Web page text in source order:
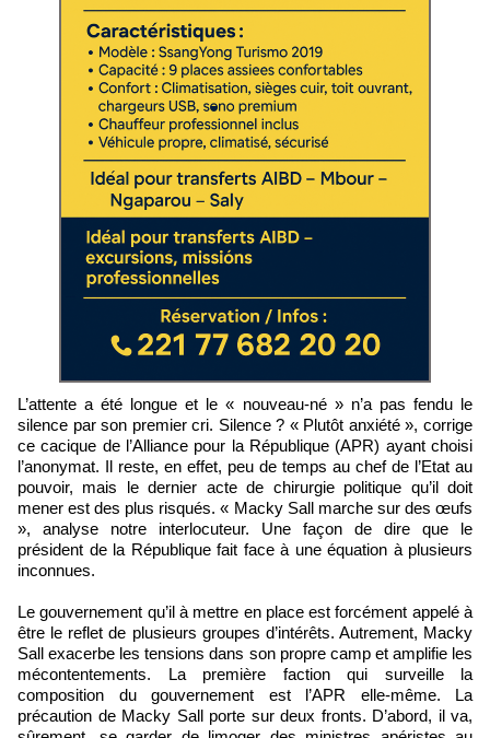
L’attente a été longue et le « nouveau-né » n’a pas fendu le
silence par son premier cri. Silence ? « Plutôt anxiété », corrige
ce cacique de l’Alliance pour la République (APR) ayant choisi
l’anonymat. Il reste, en effet, peu de temps au chef de l’Etat au
pouvoir, mais le dernier acte de chirurgie politique qu’il doit
mener est des plus risqués. « Macky Sall marche sur des œufs
», analyse notre interlocuteur. Une façon de dire que le
président de la République fait face à une équation à plusieurs
inconnues.
Le gouvernement qu’il à mettre en place est forcément appelé à
être le reflet de plusieurs groupes d’intérêts. Autrement, Macky
Sall exacerbe les tensions dans son propre camp et amplifie les
mécontentements. La première faction qui surveille la
composition du gouvernement est l’APR elle-même. La
précaution de Macky Sall porte sur deux fronts. D’abord, il va,